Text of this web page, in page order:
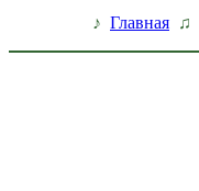
♪ Главная ♫